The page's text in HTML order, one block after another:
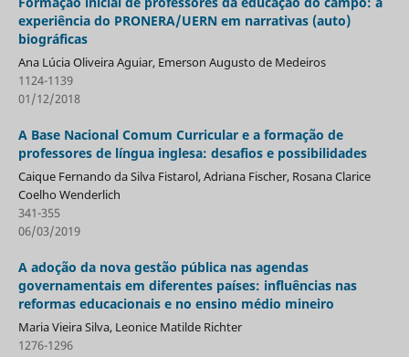
experiência do PRONERA/UERN em narrativas (auto)
biográficas
Ana Lúcia Oliveira Aguiar, Emerson Augusto de Medeiros
1124-1139
01/12/2018
A Base Nacional Comum Curricular e a formação de
professores de língua inglesa: desafios e possibilidades
Caique Fernando da Silva Fistarol, Adriana Fischer, Rosana Clarice
Coelho Wenderlich
341-355
06/03/2019
A adoção da nova gestão pública nas agendas
governamentais em diferentes países: influências nas
reformas educacionais e no ensino médio mineiro
Maria Vieira Silva, Leonice Matilde Richter
1276-1296